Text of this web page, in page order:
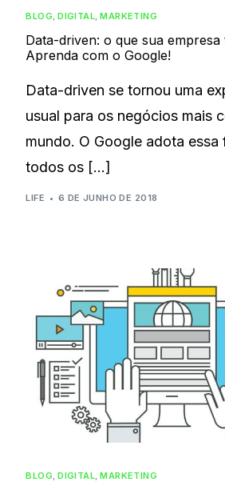
BLOG,DIGITAL,MARKETING
Data-driven: o que sua empresa
Aprenda com o Google!
Data-driven se tornou uma
usual para os negócios mais
mundo. O Google adota essa
todos os […]
LIFE 6 DE JUNHO DE 2018
BLOG,DIGITAL,MARKETING